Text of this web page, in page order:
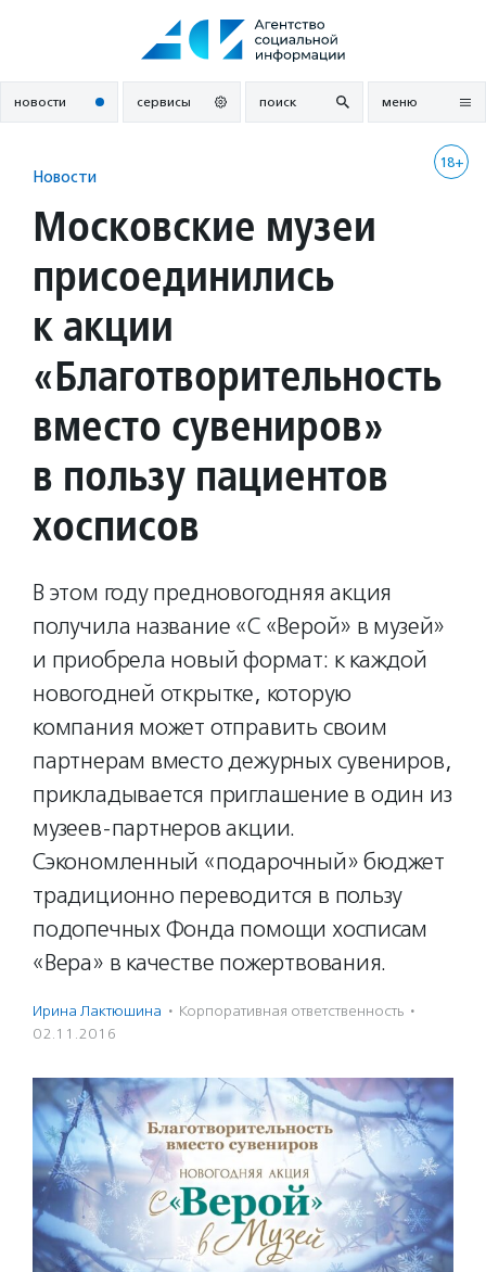
новости сервисы поиск меню
18+
Новости
Московские музеи
присоединились
к акции
«Благотворительность
вместо сувениров»
в пользу пациентов
хосписов
В этом году предновогодняя акция
получила название «С «Верой» в музей»
и приобрела новый формат: к каждой
новогодней открытке, которую
компания может отправить своим
партнерам вместо дежурных сувениров,
прикладывается приглашение в один из
музеев-партнеров акции.
Сэкономленный «подарочный» бюджет
традиционно переводится в пользу
подопечных Фонда помощи хосписам
«Вера» в качестве пожертвования.
Ирина Лактюшина · Корпоративная ответственность ·
02.11.2016